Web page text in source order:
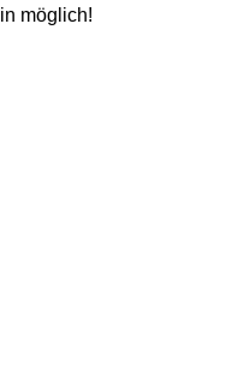
möglich!